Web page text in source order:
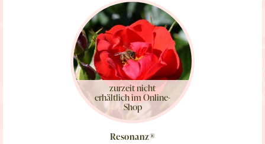
zurzeit nicht
erhältlich im Online-
Shop
Resonanz®